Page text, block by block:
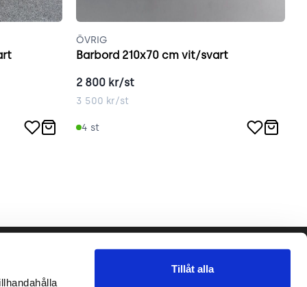
Tillåt alla
ÖVRIG
Barbord 210x70 cm vit/svart
2 800 kr/st
3 500 kr/st
4 st